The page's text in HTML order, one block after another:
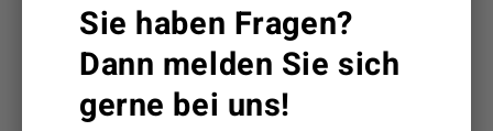
Sie haben Fragen?
Dann melden Sie sich
gerne bei uns!